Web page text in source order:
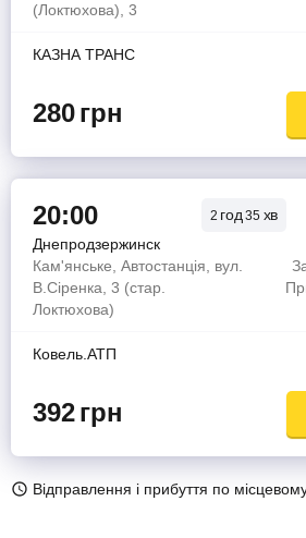
(Локтюхова), 3
КАЗНА ТРАНС
280грн
20:00 2 год35 хв
Днепродзержинск
Кам'янське, Автостанція, вул.
В.Сіренка, 3 (стар.
Локтюхова)
Ковель.АТП
392грн
Відправлення і прибуття по